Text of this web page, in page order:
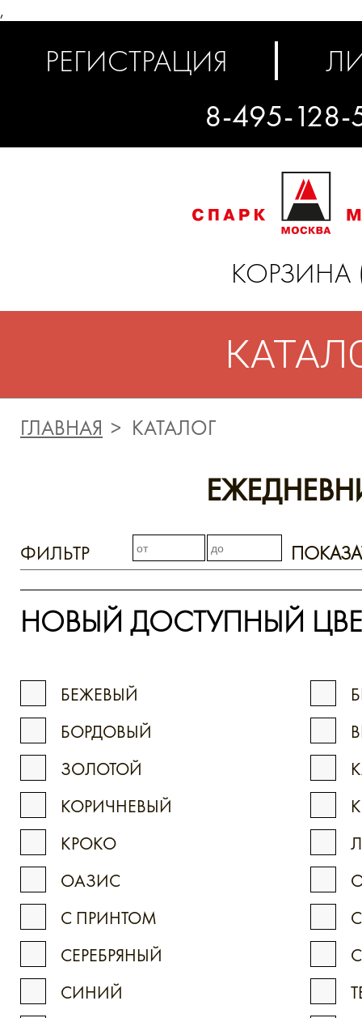
,
РЕГИСТРАЦИЯ
8-495-128-
КОРЗИНА
ГЛАВНАЯ КАТАЛОГ
ФИЛЬТР
НОВЫЙ ДОСТУПНЫЙ
БЕЖЕВЫЙ
БОРДОВЫЙ
ЗОЛОТОЙ
КОРИЧНЕВЫЙ
КРОКО
ОАЗИС
С ПРИНТОМ
СЕРЕБРЯНЫЙ
СИНИЙ